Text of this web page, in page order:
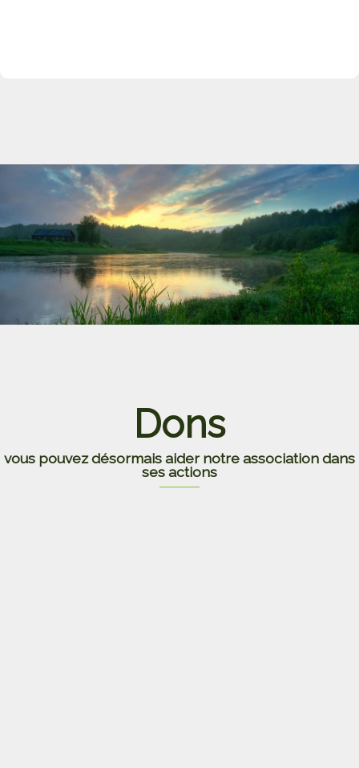
Dons
vous pouvez désormais aider notre association dans
ses actions